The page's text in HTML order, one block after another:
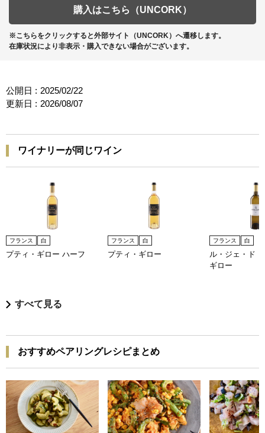
購入はこちら（UNCORK）
※こちらをクリックすると外部サイト（UNCORK）へ遷移します。
在庫状況により非表示・購入できない場合がございます。
公開日 : 2025/02/22
更新日 : 2026/08/07
ワイナリーが同じワイン
フランス 白
プティ・ギロー ハーフ
フランス 白
プティ・ギロー
フランス 白
ル・ジェ・ド
ギロー
すべて見る
おすすめペアリングレシピまとめ